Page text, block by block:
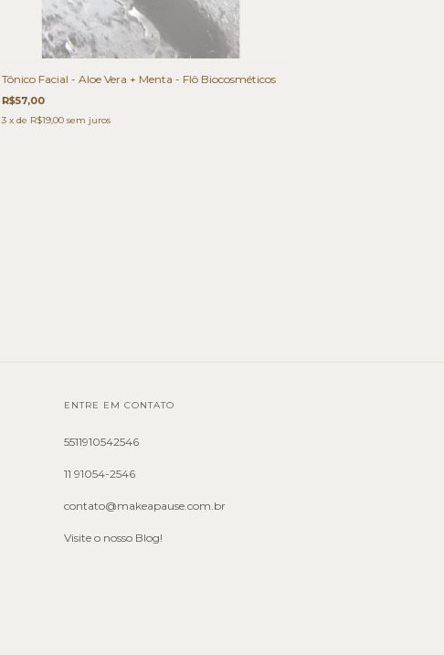
Tônico Facial - Aloe Vera + Menta - Flô Biocosméticos
R$57,00
3 x de R$19,00 sem juros
ENTRE EM CONTATO
5511910542546
11 91054-2546
contato@makeapause.com.br
Visite o nosso Blog!